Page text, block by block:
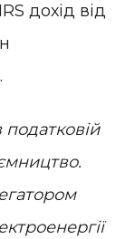
дохід від